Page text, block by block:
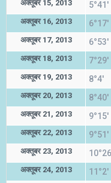
अक्तूबर 15, 2013 5°41'
अक्तूबर 16, 2013 6°17'
अक्तूबर 17, 2013 6°53'
अक्तूबर 18, 2013 7°29'
अक्तूबर 19, 2013 8°4'
अक्तूबर 20, 2013 8°40'
अक्तूबर 21, 2013 9°15'
अक्तूबर 22, 2013 9°51'
अक्तूबर 23, 2013
अक्तूबर 24, 2013 11°2'